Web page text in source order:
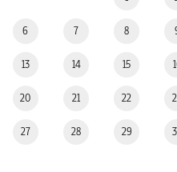
6 7 8
13 14 15
20 21 22
27 28 29